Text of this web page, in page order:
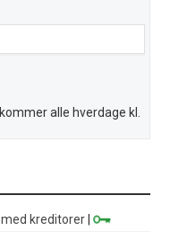
alle hverdage kl.
kreditorer |